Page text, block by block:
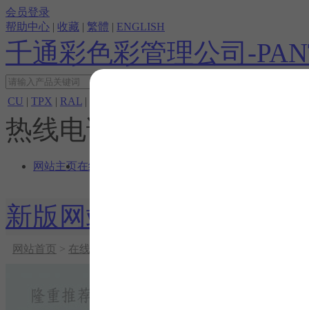
会员登录
帮助中心 | 收藏 | 繁體 | ENGLISH
千通彩色彩管理公司-
CU | TPX | RAL |
热线电话：
网站主页在线商店
新版网站
网站首页 > 在线商店